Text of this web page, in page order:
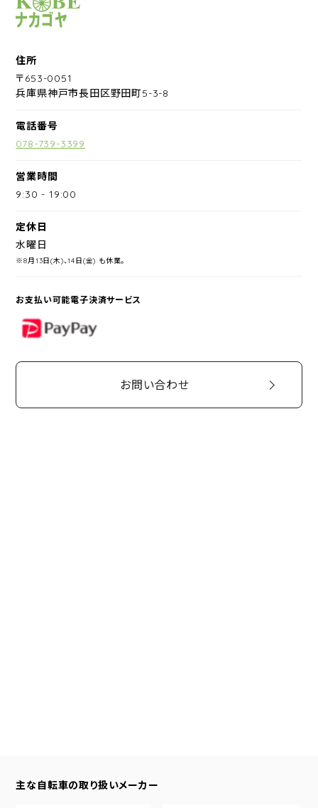
住所
〒653-0051
兵庫県神戸市長田区野田町5-3-8
電話番号
078-739-3399
営業時間
9:30 -19:00
定休日
水曜日
※8月13日(木)、14日(金) も休業。
お支払い可能電子決済サービス
PayPay
お問い合わせ
主な自転車の取り扱いメーカー